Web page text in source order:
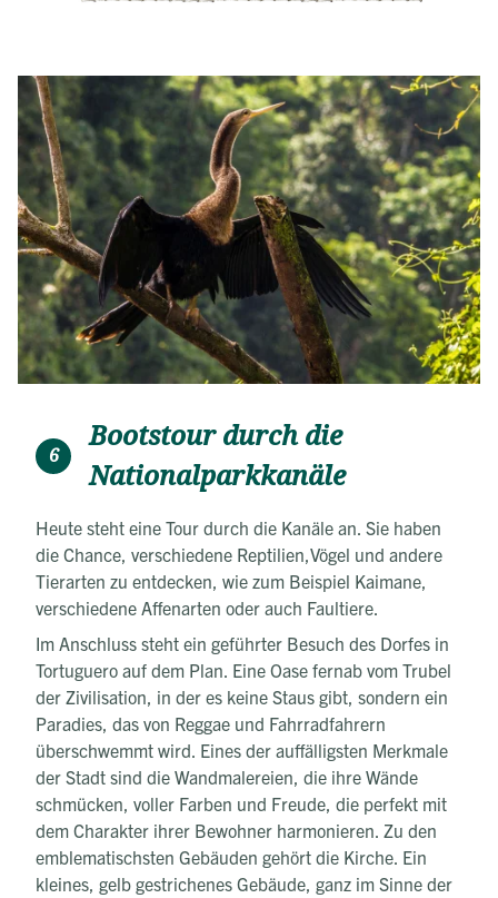
6
Bootstour durch die
Nationalparkkanäle
Heute steht eine Tour durch die Kanäle an. Sie haben
die Chance, verschiedene Reptilien,Vögel und andere
Tierarten zu entdecken, wie zum Beispiel Kaimane,
verschiedene Affenarten oder auch Faultiere.
Im Anschluss steht ein geführter Besuch des Dorfes in
Tortuguero auf dem Plan. Eine Oase fernab vom Trubel
der Zivilisation, in der es keine Staus gibt, sondern ein
Paradies, das von Reggae und Fahrradfahrern
überschwemmt wird. Eines der auffälligsten Merkmale
der Stadt sind die Wandmalereien, die ihre Wände
schmücken, voller Farben und Freude, die perfekt mit
dem Charakter ihrer Bewohner harmonieren. Zu den
emblematischsten Gebäuden gehört die Kirche. Ein
kleines, gelb gestrichenes Gebäude, ganz im Sinne der